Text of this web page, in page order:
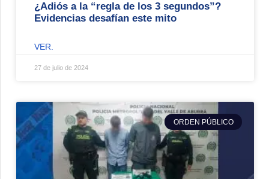
¿Adiós a la “regla de los 3 segundos”?
Evidencias desafían este mito
VER.
27 de julio de 2024
ORDEN PÚBLICO